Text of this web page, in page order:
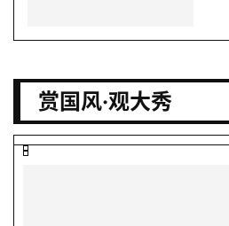
赏国风·观大秀